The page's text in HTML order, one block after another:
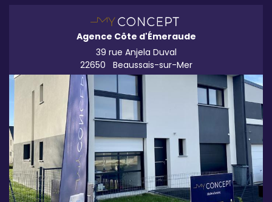
Agence Côte d'Émeraude
39 rue Anjela Duval
22650
Beaussais-sur-Mer